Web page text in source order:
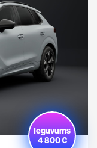
Ieguvums
4 800 €